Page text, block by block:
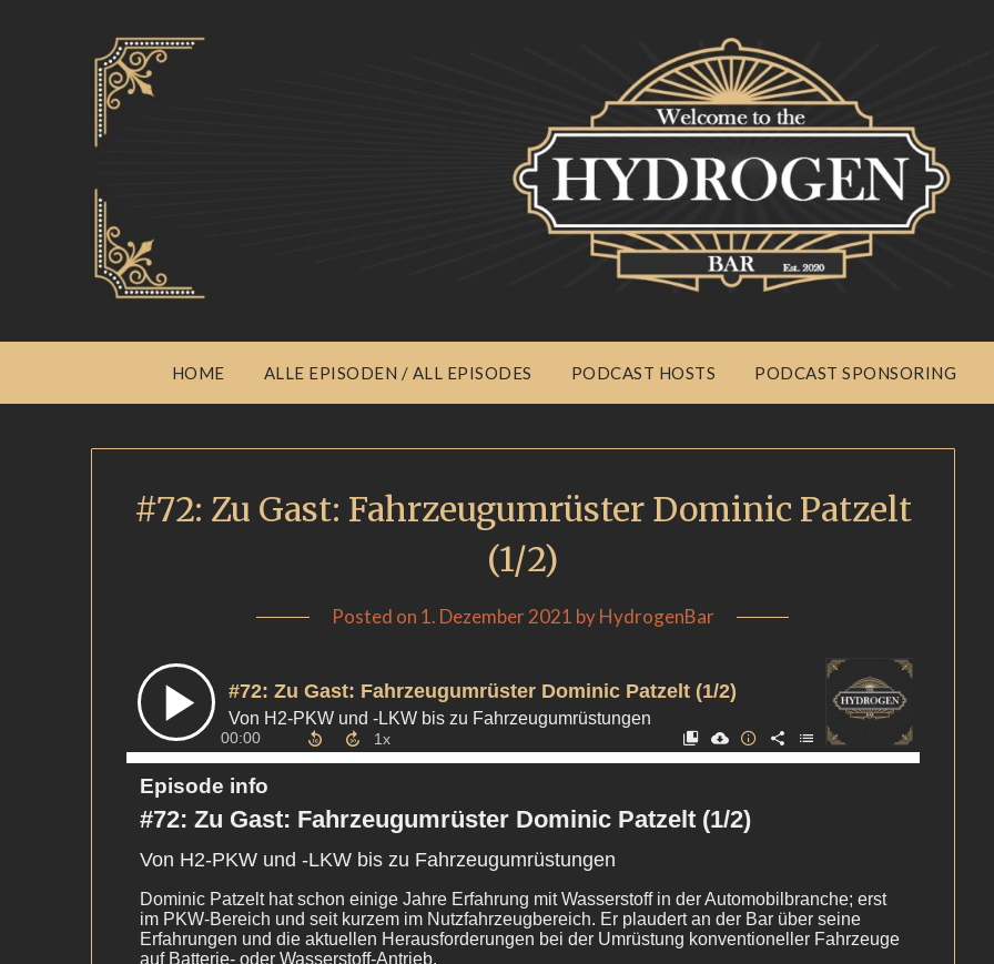
HOME ALLE EPISODEN / ALL EPISODES PODCAST HOSTS PODCAST SPONSORING
#72: Zu Gast: Fahrzeugumrüster Dominic Patzelt
(1/2)
Posted on 1. Dezember 2021 byHydrogenBar